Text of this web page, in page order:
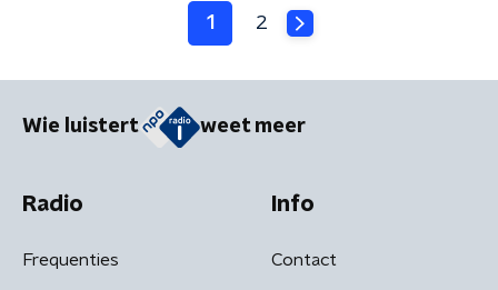
1 2
Wie luistert weet meer
Radio
Frequenties
Info
Contact